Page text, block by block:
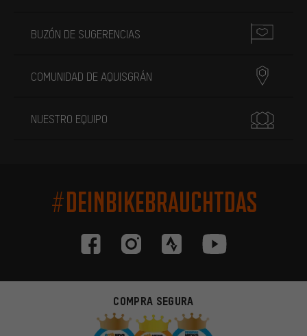
BUZÓN DE SUGERENCIAS
COMUNIDAD DE AQUISGRÁN
NUESTRO EQUIPO
#DEINBIKEBRAUCHTDAS
COMPRA SEGURA